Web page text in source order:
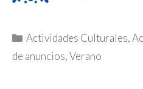
Categorías
Actividades Culturales,
de anuncios,Verano